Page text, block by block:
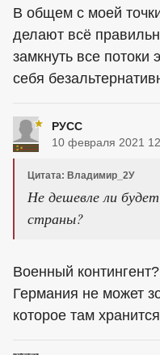
В общем с моей
делают всё
замкнуть все потоки
себя
РУСС
10 февраля 2021
Цитата: Владимир_2У
Не дешевле ли
страны?
Военный
Германия не может
которое там